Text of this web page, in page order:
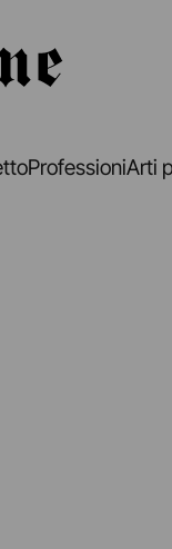
ProfessioniArti